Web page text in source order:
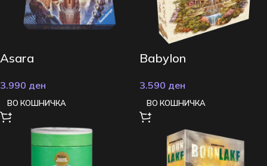
Asara
3.990 ден
ВО КОШНИЧКА
Babylon
3.590 ден
ВО КОШНИЧКА